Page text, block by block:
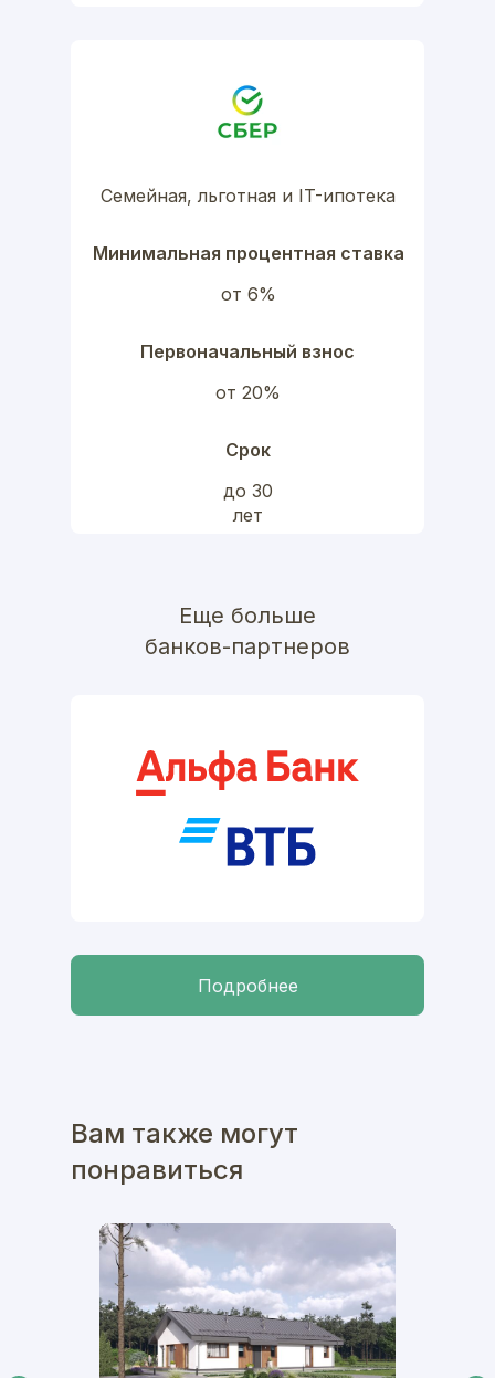
Еще больше
банков-партнеров
Семейная, льготная и IT-ипотека
Минимальная процентная ставка
от 6%
от 20%
Первоначальный взнос
до 30
лет
Срок
Подробнее
Вам также могут
понравиться